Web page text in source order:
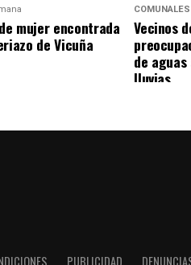
mujer encontrada
de Vicuña
COMUNALES
Vecinos
de
lluvias